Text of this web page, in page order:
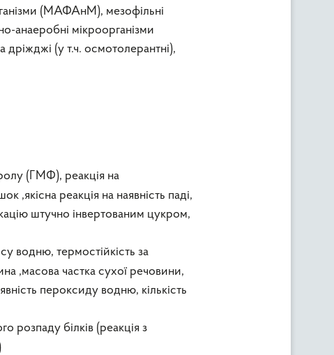
(МАФАнМ), мезофільні
анаеробні мікроорганізми
(у т.ч. осмотолерантні),
(ГМФ), реакція на
,якісна реакція на наявність паді,
штучно інвертованим цукром,
водню, термостійкість за
,масова частка сухої речовини,
пероксиду водню, кількість
розпаду білків (реакція з